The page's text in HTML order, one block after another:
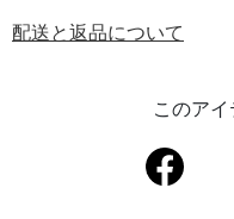
配送と返品について
このア